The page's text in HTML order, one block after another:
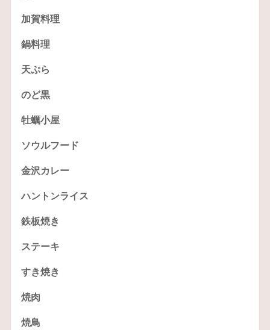
加賀料理
鍋料理
天ぷら
のど黒
牡蠣小屋
ソウルフード
金沢カレー
ハントンライス
鉄板焼き
ステーキ
すき焼き
焼肉
焼鳥